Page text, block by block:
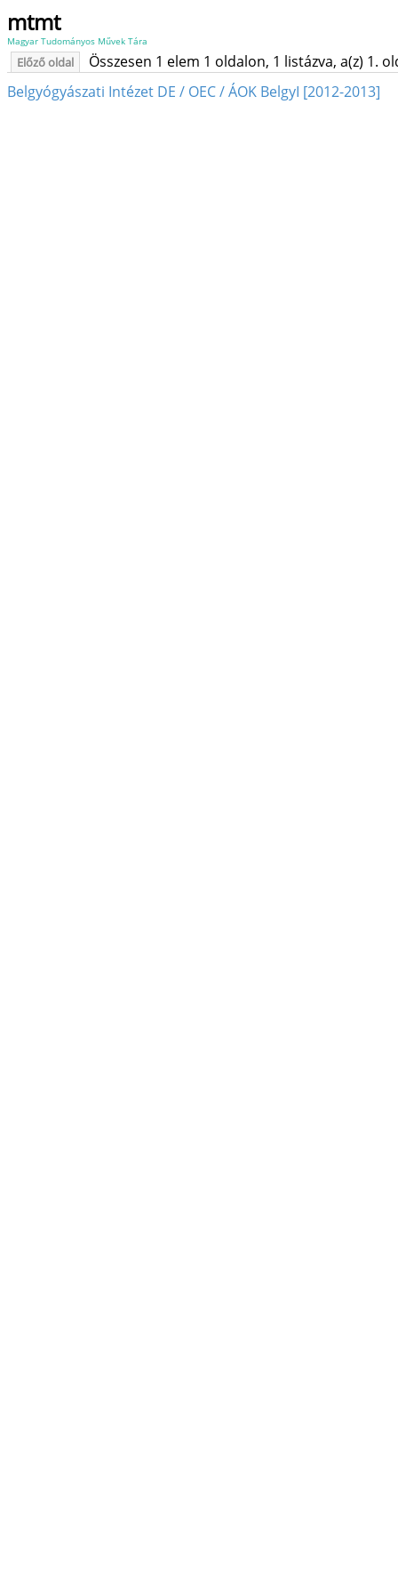
mtmt
Magyar Tudományos Művek Tára
Előző oldal
Összesen 1 elem 1 oldalon, 1 listázva, a(z) 1.
Belgyógyászati Intézet DE / OEC / ÁOK BelgyI [2012-2013]